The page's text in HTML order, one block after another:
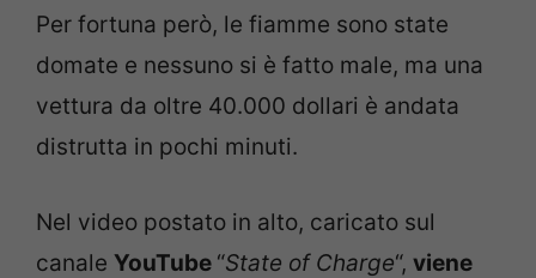
Per fortuna però, le fiamme sono state
domate e nessuno si è fatto male, ma una
vettura da oltre 40.000 dollari è andata
distrutta in pochi minuti.
Nel video postato in alto, caricato sul
canale YouTube “State of Charge“, viene